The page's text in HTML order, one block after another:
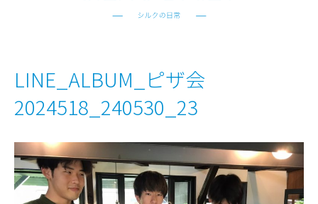
LINE_ALBUM_ピザ会
2024518_240530_23